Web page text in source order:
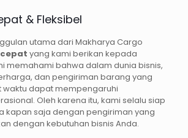
& Fleksibel
utama dari Makharya Cargo
yang kami berikan kepada
memahami bahwa dalam dunia bisnis,
dan pengiriman barang yang
dapat mempengaruhi
Oleh karena itu, kami selalu siap
kapan saja dengan pengiriman yang
dengan kebutuhan bisnis Anda.